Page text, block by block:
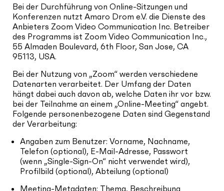
Bei der Durchführung von Online-Sitzungen und
Konferenzen nutzt Amaro Drom e.V. die Dienste des
Anbieters Zoom Video Communication Inc. Betreiber
des Programms ist Zoom Video Communication Inc.,
55 Almaden Boulevard, 6th Floor, San Jose, CA
95113, USA.
Bei der Nutzung von „Zoom“ werden verschiedene
Datenarten verarbeitet. Der Umfang der Daten
hängt dabei auch davon ab, welche Daten ihr vor bzw.
bei der Teilnahme an einem „Online-Meeting“ angebt.
Folgende personenbezogene Daten sind Gegenstand
der Verarbeitung:
Angaben zum Benutzer: Vorname, Nachname,
Telefon (optional), E-Mail-Adresse, Passwort
(wenn „Single-Sign-On“ nicht verwendet wird),
Profilbild (optional), Abteilung (optional)
Meeting-Metadaten: Thema, Beschreibung